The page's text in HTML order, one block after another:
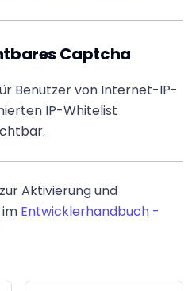
Captcha
Benutzer von Internet-IP-
IP-Whitelist
Aktivierung und
Entwicklerhandbuch -